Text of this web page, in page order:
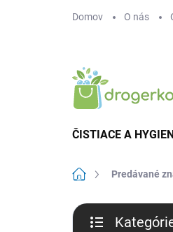
Domov O nás
ČISTIACE A
DomovPredávané
B